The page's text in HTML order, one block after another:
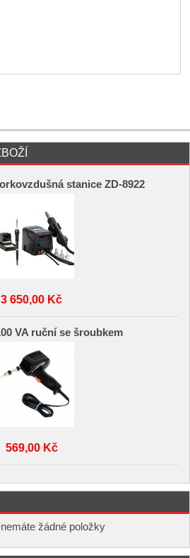
stanice ZD-8922
3 650,00 Kč
VA ruční se šroubkem
569,00 Kč
žádné položky